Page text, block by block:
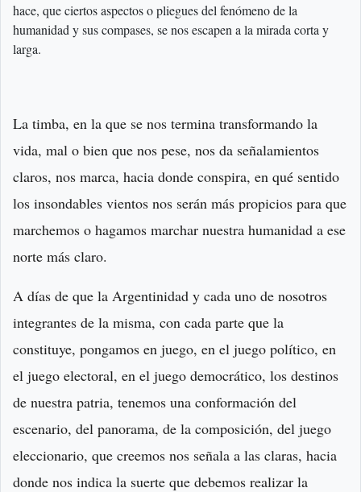
hace, que ciertos aspectos o pliegues del fenómeno de la
humanidad y sus compases, se nos escapen a la mirada corta y
larga.
La timba, en la que se nos termina transformando la
vida, mal o bien que nos pese, nos da señalamientos
claros, nos marca, hacia donde conspira, en qué sentido
los insondables vientos nos serán más propicios para que
marchemos o hagamos marchar nuestra humanidad a ese
norte más claro.
A días de que la Argentinidad y cada uno de nosotros
integrantes de la misma, con cada parte que la
constituye, pongamos en juego, en el juego político, en
el juego electoral, en el juego democrático, los destinos
de nuestra patria, tenemos una conformación del
escenario, del panorama, de la composición, del juego
eleccionario, que creemos nos señala a las claras, hacia
donde nos indica la suerte que debemos realizar la